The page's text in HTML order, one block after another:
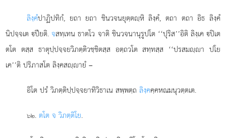
ลิงฺคํปาฏิปทิกํ, ยถา ยถา ชินวจนยุตฺตฺหิ ลิงฺคํ, ตถา ตถา อิธ ลิงฺคํ
นิปจฺจเต ปียติ.จสทฺเทน ธาตโว จาติ ชินวจนานุรูปโต ‘‘ปุริส’’อิติ ลิงฺเค ปิเต
ตโต ตสฺส ธาตุปฺปจฺจยวิภตฺติวชฺชิตสฺส อตฺถวโต สทฺทสฺส ‘‘ปรสมฺา ปโย
เค’’ติ ปริภาสโต ลิงฺคสฺายํ –
อิโต ปรํ วิภตฺติปฺปจฺจยาทิวิธาเน สพฺพตฺถลิงฺคคฺคหณมนุวตฺตเต.
๖๒.ตโต จ วิภตฺติโย.